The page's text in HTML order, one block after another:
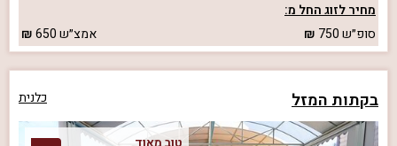
מחיר לזוג החל מ:
סופ״ש750 אמצ״ש650
בקתות המזל כלנית